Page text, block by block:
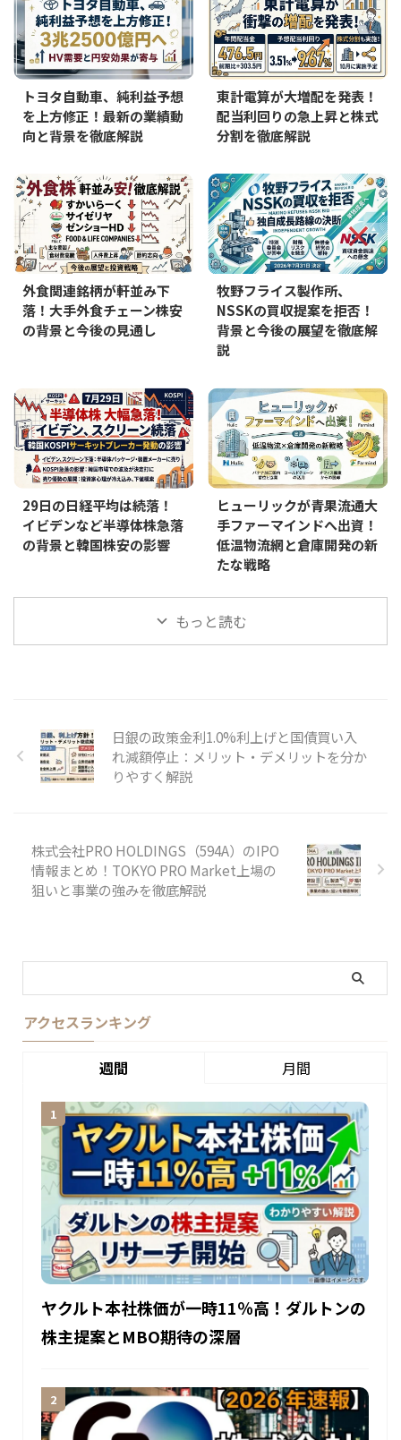
トヨタ自動車、純利益予想
を上方修正！最新の業績動
向と背景を徹底解説
東計電算が大増配を発表！
配当利回りの急上昇と株式
分割を徹底解説
外食関連銘柄が軒並み下
落！大手外食チェーン株安
の背景と今後の見通し
牧野フライス製作所、
NSSKの買収提案を拒否！
背景と今後の展望を徹底解
説
29日の日経平均は続落！
イビデンなど半導体株急落
の背景と韓国株安の影響
ヒューリックが青果流通大
手ファーマインドへ出資！
低温物流網と倉庫開発の新
たな戦略
もっと読む
日銀の政策金利1.0%利上げと国債買い入
れ減額停止：メリット・デメリットを分か
りやすく解説
株式会社PRO HOLDINGS（594A）のIPO
情報まとめ！TOKYO PRO Market上場の
狙いと事業の強みを徹底解説
アクセスランキング
週間 月間
ヤクルト本社株価が一時11％高！ダルトンの
株主提案とMBO期待の深層